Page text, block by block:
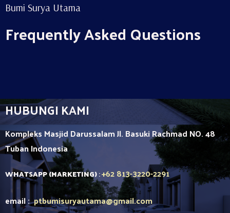
Bumi Surya Utama
Frequently Asked Questions
HUBUNGI KAMI
Kompleks Masjid Darussalam Jl. Basuki Rachmad NO. 48
TubanIndonesia
WHATSAPP (MARKETING):+62 813-3220-2291
email :ptbumisuryautama@gmail.com